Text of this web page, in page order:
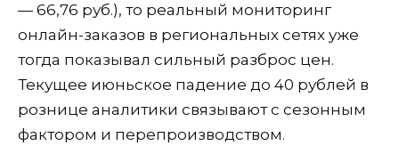
— 66,76 руб.), то реальный мониторинг
онлайн-заказов в региональных сетях уже
тогда показывал сильный разброс цен.
Текущее июньское падение до 40 рублей в
рознице аналитики связывают с сезонным
фактором и перепроизводством.